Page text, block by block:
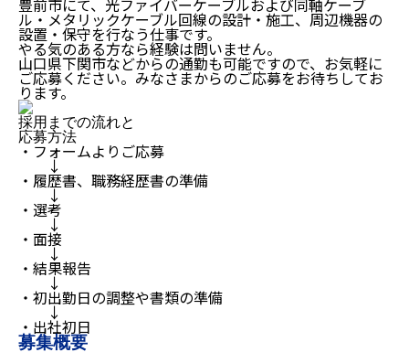
豊前市にて、光ファイバーケーブルおよび同軸ケーブ
ル・メタリックケーブル回線の設計・施工、周辺機器の
設置・保守を行なう仕事です。
やる気のある方なら経験は問いません。
山口県下関市などからの通勤も可能ですので、お気軽に
ご応募ください。みなさまからのご応募をお待ちしてお
ります。
採用までの流れと
応募方法
・フォームよりご応募
↓
・履歴書、職務経歴書の準備
↓
・選考
↓
・面接
↓
・結果報告
↓
・初出勤日の調整や書類の準備
↓
・出社初日
募集概要